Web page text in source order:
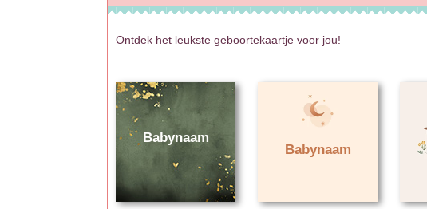
Ontdek het leukste geboortekaartje voor jou!
Babynaam
Babynaam